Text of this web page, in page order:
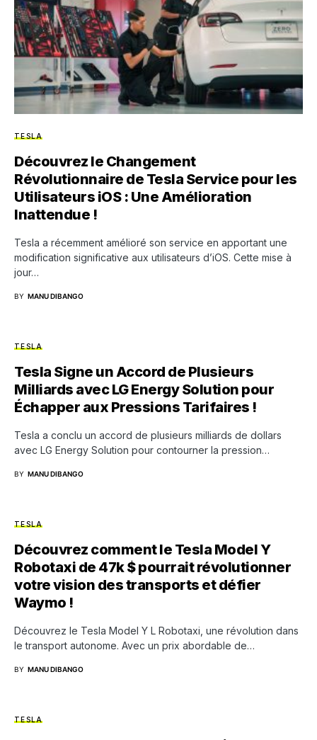
TESLA
Découvrez le Changement
Révolutionnaire de Tesla Service pour les
Utilisateurs iOS : Une Amélioration
Inattendue !
Tesla a récemment amélioré son service en apportant une
modification significative aux utilisateurs d’iOS. Cette mise à
jour…
BY MANU DIBANGO
TESLA
Tesla Signe un Accord de Plusieurs
Milliards avec LG Energy Solution pour
Échapper aux Pressions Tarifaires !
Tesla a conclu un accord de plusieurs milliards de dollars
avec LG Energy Solution pour contourner la pression…
BY MANU DIBANGO
TESLA
Découvrez comment le Tesla Model Y
Robotaxi de 47k $ pourrait révolutionner
votre vision des transports et défier
Waymo !
Découvrez le Tesla Model Y L Robotaxi, une révolution dans
le transport autonome. Avec un prix abordable de…
BY MANU DIBANGO
TESLA